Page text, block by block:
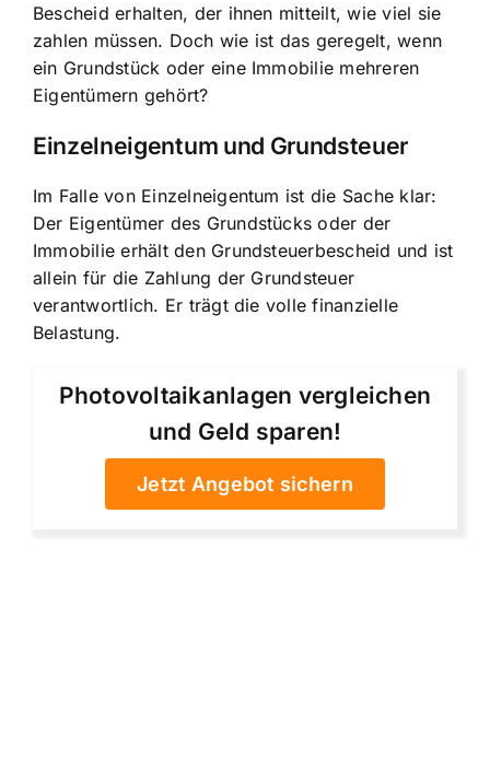
Bescheid erhalten, der ihnen mitteilt, wie viel sie
zahlen müssen. Doch wie ist das geregelt, wenn
ein Grundstück oder eine Immobilie mehreren
Eigentümern gehört?
Einzelneigentum und Grundsteuer
Im Falle von Einzelneigentum ist die Sache klar:
Der Eigentümer des Grundstücks oder der
Immobilie erhält den Grundsteuerbescheid und ist
allein für die Zahlung der Grundsteuer
verantwortlich. Er trägt die volle finanzielle
Belastung.
Photovoltaikanlagen vergleichen
und Geld sparen!
Jetzt Angebot sichern